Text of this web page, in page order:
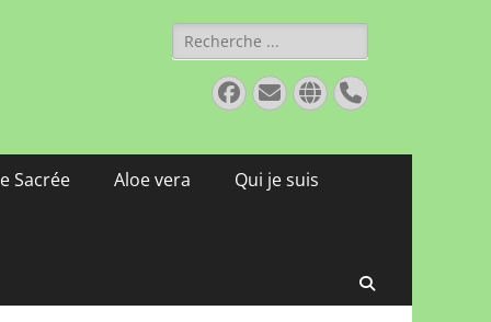
Rechercher :
Facebook
E-
mail
Site
web
Tél
Sacrée Aloe vera Qui je suis